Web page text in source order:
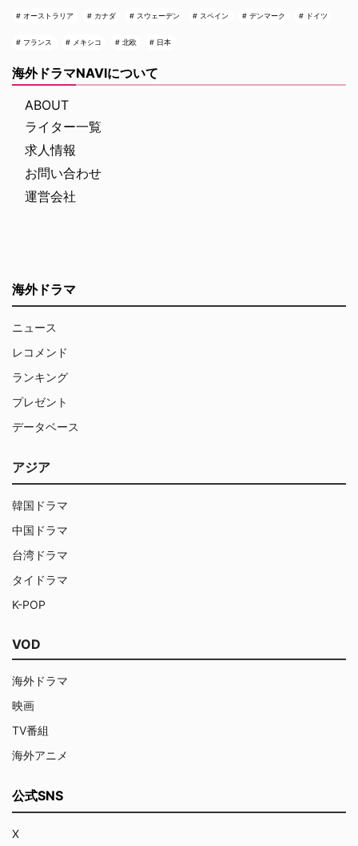
オーストラリア カナダ スウェーデン スペイン デンマーク ドイツ
フランス メキシコ 北欧 日本
海外ドラマNAVIについて
ABOUT
ライター一覧
求人情報
お問い合わせ
運営会社
海外ドラマ
ニュース
レコメンド
ランキング
プレゼント
データベース
アジア
韓国ドラマ
中国ドラマ
台湾ドラマ
タイドラマ
K-POP
VOD
海外ドラマ
映画
TV番組
海外アニメ
公式SNS
X